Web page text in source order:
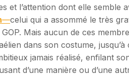
et l’attention dont elle semble
—celui qui a assommé le très
Mais aucun de ces
dans son costume,
jamais réalisé, enfilant
d’une manière ou d’une